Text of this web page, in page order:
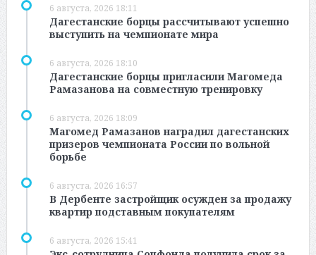
6 августа, 2026 18:11
Дагестанские борцы рассчитывают успешно
выступить на чемпионате мира
6 августа, 2026 18:10
Дагестанские борцы пригласили Магомеда
Рамазанова на совместную тренировку
6 августа, 2026 18:09
Магомед Рамазанов наградил дагестанских
призеров чемпионата России по вольной
борьбе
6 августа, 2026 16:57
В Дербенте застройщик осужден за продажу
квартир подставным покупателям
6 августа, 2026 15:41